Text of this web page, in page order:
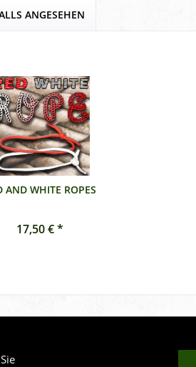
ANGESEHEN
AND WHITE ROPES
17,50 € *